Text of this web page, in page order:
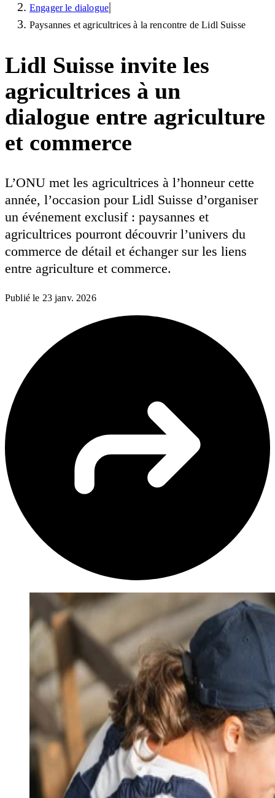
Engager le dialogue|
Paysannes et agricultrices à la rencontre de Lidl Suisse
Lidl Suisse invite les
agricultrices à un
dialogue entre agriculture
et commerce
L’ONU met les agricultrices à l’honneur cette
année, l’occasion pour Lidl Suisse d’organiser
un événement exclusif : paysannes et
agricultrices pourront découvrir l’univers du
commerce de détail et échanger sur les liens
entre agriculture et commerce.
Publié le 23 janv. 2026